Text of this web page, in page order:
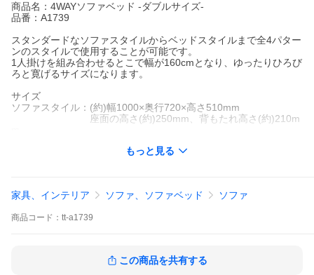
商品名：4WAYソファベッド -ダブルサイズ-
品番：A1739
スタンダードなソファスタイルからベッドスタイルまで全4パター
ンのスタイルで使用することが可能です。
1人掛けを組み合わせるとこで幅が160cmとなり、ゆったりひろび
ろと寛げるサイズになります。
サイズ
ソファスタイル：(約)幅1000×奥行720×高さ510mm
座面の高さ(約)250mm、背もたれ高さ(約)210m
※製造時に生じる若干の個体差や、測定の方法により表記と多少
ィゴブルー 紺 青
構造部材：スチールパイプ
機能：背面14段階リクライニング
もっと見る
家具、インテリア ソファ、ソファベッド ソファ
商品 コード： tt-a1739
この商品を共有する